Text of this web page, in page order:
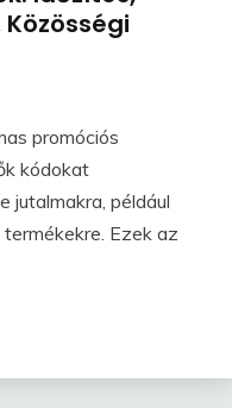
promóciós
kódokat
jutalmakra, például
Ezek az